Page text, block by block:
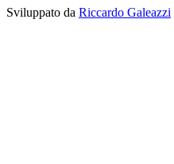
Sviluppato da Riccardo Galeazzi